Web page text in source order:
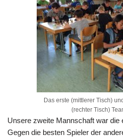
Das erste (mittlerer Tisch)
(rechter Tisch)
Unsere zweite Mannschaft war die
Gegen die besten Spieler der